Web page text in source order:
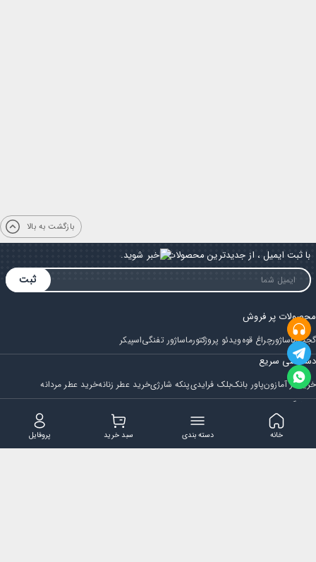
بازگشت به بالا
با ثبت ایمیل ، از جدیدترین محصولات باخبر شوید.
ثبت
محصولات پر فروش
گجتماساژورچراغ قوهویدئو پروژکتورماساژور تفنگیاسپیکر
دسترسی سریع
خرید از آمازونپاور بانکبلک فرایدیپنکه شارژیخرید عطر زنانهخرید عطر مردانه
فروشگاه
مجله ایران بابا قوانین و مقررات سوالات متداول
تماس با ایران بابا
پروفایل سبد خرید دسته بندی خانه